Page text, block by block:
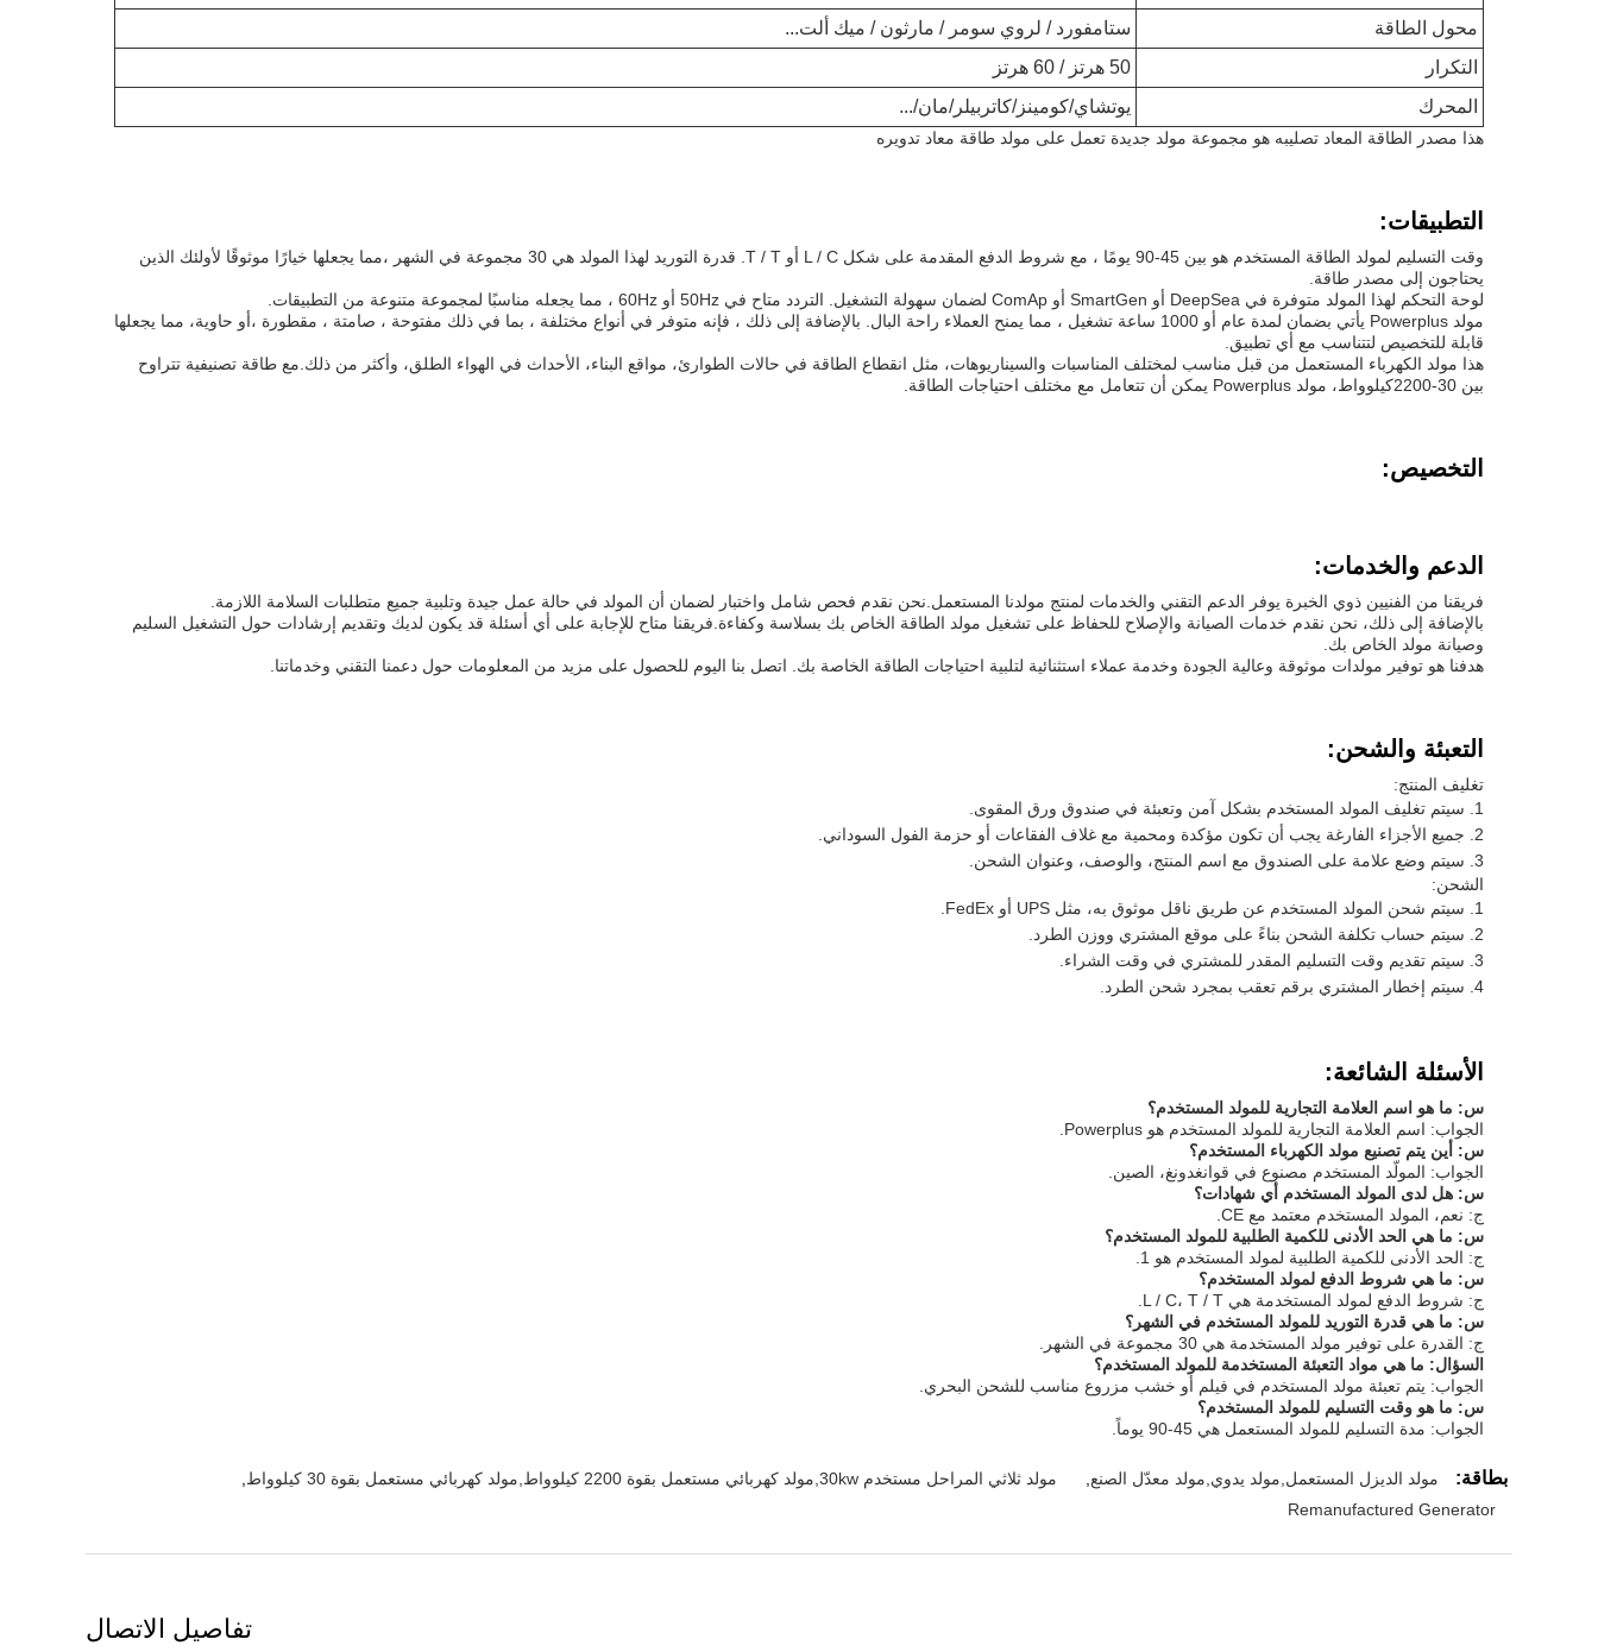
محول الطاقة
ستامفورد / لروي سومر / مارثون / ميك ألت...
التكرار
50 هرتز / 60 هرتز
المحرك
يوتشاي/كومينز/كاتربيلر/مان/...
هذا مصدر الطاقة المعاد تصليبه هو مجموعة مولد جديدة تعمل على مولد طاقة معاد تدويره
التطبيقات:
وقت التسليم لمولد الطاقة المستخدم هو بين 45-90 يومًا ، مع شروط الدفع المقدمة على شكل L / C أو T / T. قدرة التوريد لهذا المولد هي 30 مجموعة في الشهر ،مما يجعلها خيارًا موثوقًا لأولئك الذين
يحتاجون إلى مصدر طاقة.
لوحة التحكم لهذا المولد متوفرة في DeepSea أو SmartGen أو ComAp لضمان سهولة التشغيل. التردد متاح في 50Hz أو 60Hz ، مما يجعله مناسبًا لمجموعة متنوعة من التطبيقات.
مولد Powerplus يأتي بضمان لمدة عام أو 1000 ساعة تشغيل ، مما يمنح العملاء راحة البال. بالإضافة إلى ذلك ، فإنه متوفر في أنواع مختلفة ، بما في ذلك مفتوحة ، صامتة ، مقطورة ،أو حاوية، مما يجعلها
قابلة للتخصيص لتتناسب مع أي تطبيق.
هذا مولد الكهرباء المستعمل من قبل مناسب لمختلف المناسبات والسيناريوهات، مثل انقطاع الطاقة في حالات الطوارئ، مواقع البناء، الأحداث في الهواء الطلق، وأكثر من ذلك.مع طاقة تصنيفية تتراوح
بين 30-2200كيلوواط، مولد Powerplus يمكن أن تتعامل مع مختلف احتياجات الطاقة.
التخصيص:
الدعم والخدمات:
فريقنا من الفنيين ذوي الخبرة يوفر الدعم التقني والخدمات لمنتج مولدنا المستعمل.نحن نقدم فحص شامل واختبار لضمان أن المولد في حالة عمل جيدة وتلبية جميع متطلبات السلامة اللازمة.
بالإضافة إلى ذلك، نحن نقدم خدمات الصيانة والإصلاح للحفاظ على تشغيل مولد الطاقة الخاص بك بسلاسة وكفاءة.فريقنا متاح للإجابة على أي أسئلة قد يكون لديك وتقديم إرشادات حول التشغيل السليم
وصيانة مولد الخاص بك.
هدفنا هو توفير مولدات موثوقة وعالية الجودة وخدمة عملاء استثنائية لتلبية احتياجات الطاقة الخاصة بك. اتصل بنا اليوم للحصول على مزيد من المعلومات حول دعمنا التقني وخدماتنا.
التعبئة والشحن:
تغليف المنتج:
سيتم تغليف المولد المستخدم بشكل آمن وتعبئة في صندوق ورق المقوى.
جميع الأجزاء الفارغة يجب أن تكون مؤكدة ومحمية مع غلاف الفقاعات أو حزمة الفول السوداني.
سيتم وضع علامة على الصندوق مع اسم المنتج، والوصف، وعنوان الشحن.
الشحن:
سيتم شحن المولد المستخدم عن طريق ناقل موثوق به، مثل UPS أو FedEx.
سيتم حساب تكلفة الشحن بناءً على موقع المشتري ووزن الطرد.
سيتم تقديم وقت التسليم المقدر للمشتري في وقت الشراء.
سيتم إخطار المشتري برقم تعقب بمجرد شحن الطرد.
الأسئلة الشائعة:
س: ما هو اسم العلامة التجارية للمولد المستخدم؟
الجواب: اسم العلامة التجارية للمولد المستخدم هو Powerplus.
س: أين يتم تصنيع مولد الكهرباء المستخدم؟
الجواب: المولّد المستخدم مصنوع في قوانغدونغ، الصين.
س: هل لدى المولد المستخدم أي شهادات؟
ج: نعم، المولد المستخدم معتمد مع CE.
س: ما هي الحد الأدنى للكمية الطلبية للمولد المستخدم؟
ج: الحد الأدنى للكمية الطلبية لمولد المستخدم هو 1.
س: ما هي شروط الدفع لمولد المستخدم؟
ج: شروط الدفع لمولد المستخدمة هي L / C، T / T.
س: ما هي قدرة التوريد للمولد المستخدم في الشهر؟
ج: القدرة على توفير مولد المستخدمة هي 30 مجموعة في الشهر.
السؤال: ما هي مواد التعبئة المستخدمة للمولد المستخدم؟
الجواب: يتم تعبئة مولد المستخدم في فيلم أو خشب مزروع مناسب للشحن البحري.
س: ما هو وقت التسليم للمولد المستخدم؟
الجواب: مدة التسليم للمولد المستعمل هي 45-90 يوماً.
بطاقة: مولد الديزل المستعمل,مولد يدوي,مولد معدّل الصنع مولد ثلاثي المراحل مستخدم 30kw,مولد كهربائي مستعمل بقوة 2200 كيلوواط,مولد كهربائي مستعمل بقوة 30 كيلوواط
Remanufactured Generator
تفاصيل الاتصال